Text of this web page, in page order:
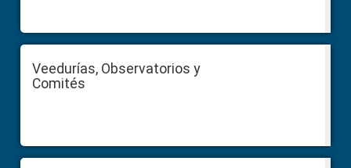
Veedurías, Observatorios y
Comités